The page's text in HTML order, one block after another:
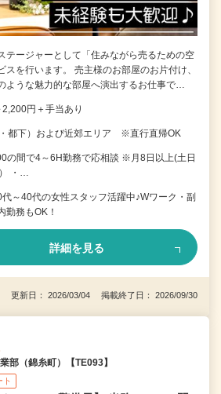
テージャーとして「住みながら売るための空
スを行います。 売主様のお部屋のお片付け、
ような魅力的な部屋へ演出するお仕事で…
円＋手当あり
都下）および近郊エリア ※直行直帰OK
の間で4～6H勤務で応相談 ※月8日以上(土日
・…
～40代の女性スタッフ活躍中♪Wワーク・副
勤務もOK！
詳細を見る
更新日： 2026/03/04 掲載終了日： 2026/09/30
部（錦糸町）【TE093】
ト